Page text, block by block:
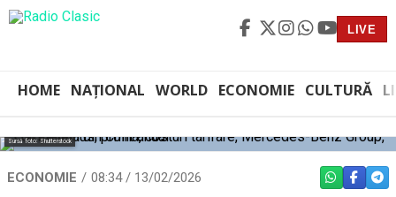
LIVE
HOME NAȚIONAL WORLD ECONOMIE CULTURĂ
Sursă foto: Shutterstock
ECONOMIE 08:34 / 13/02/2026 WHATSAPP